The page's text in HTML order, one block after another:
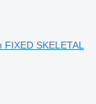
SKELETAL